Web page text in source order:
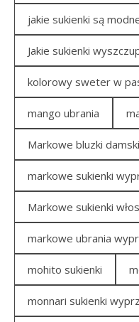
jakie sukienki są
Jakie sukienki
kolorowy sweter w
mango ubrania
Markowe bluzki
markowe sukienki
Markowe sukienki
markowe ubrania
mohito sukienki
monnari sukienki